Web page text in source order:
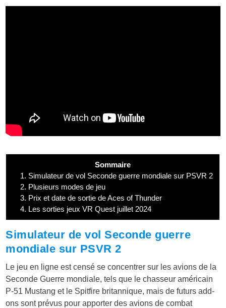
Sommaire
1. Simulateur de vol Seconde guerre mondiale sur PSVR 2
2. Plusieurs modes de jeu
3. Prix et date de sortie de Aces of Thunder
4. Les sorties jeux VR Quest juillet 2024
Simulateur de vol Seconde guerre
mondiale sur PSVR 2
Le jeu en ligne est censé se concentrer sur les avions de la
Seconde Guerre mondiale, tels que le chasseur américain
P-51 Mustang et le Spitfire britannique, mais de futurs add-
ons sont prévus pour apporter des avions de combat